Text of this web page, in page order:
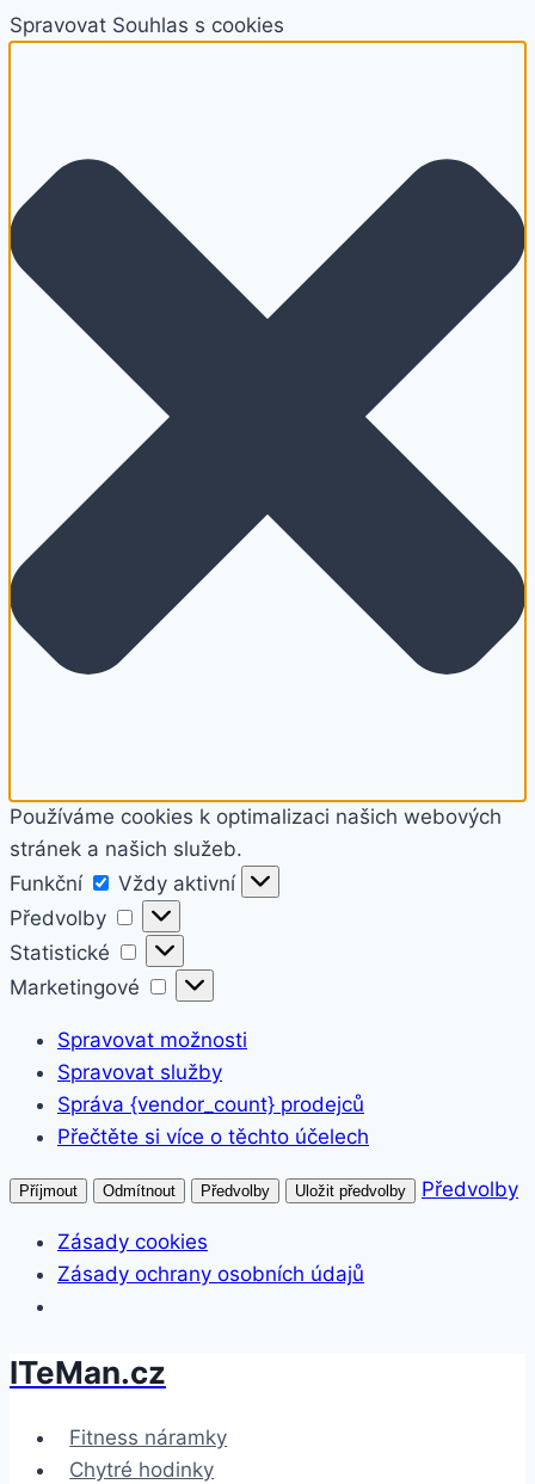
Spravovat Souhlas s cookies
Používáme cookies k optimalizaci našich webových
stránek a našich služeb.
Funkční
Funkční
Vždy aktivní
Předvolby
Předvolby
Statistické
Statistické
Marketingové
Marketingové
Spravovat možnosti
Spravovat služby
Správa {vendor_count} prodejců
Přečtěte si více o těchto účelech
Příjmout Odmítnout Předvolby Uložit předvolby Předvolby
Zásady cookies
Zásady ochrany osobních údajů
Přeskočit
obsah
ITeMan.cz
Fitness náramky
Chytré hodinky